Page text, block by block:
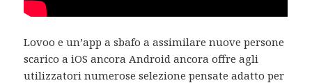
Lovoo e un’app a sbafo a assimilare nuove persone
scarico a iOS ancora Android ancora offre agli
utilizzatori numerose selezione pensate adatto per